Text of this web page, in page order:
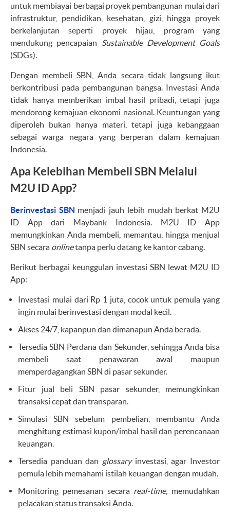
untuk membiayai berbagai proyek pembangunan mulai dari
infrastruktur, pendidikan, kesehatan, gizi, hingga proyek
berkelanjutan seperti proyek hijau, program yang
mendukung pencapaian Sustainable Development Goals
(SDGs).
Dengan membeli SBN, Anda secara tidak langsung ikut
berkontribusi pada pembangunan bangsa. Investasi Anda
tidak hanya memberikan imbal hasil pribadi, tetapi juga
mendorong kemajuan ekonomi nasional. Keuntungan yang
diperoleh bukan hanya materi, tetapi juga kebanggaan
sebagai warga negara yang berperan dalam kemajuan
Indonesia.
Apa Kelebihan Membeli SBN Melalui
M2U ID App?
Berinvestasi SBN menjadi jauh lebih mudah berkat M2U
ID App dari Maybank Indonesia. M2U ID App
memungkinkan Anda membeli, memantau, hingga menjual
SBN secara onlinetanpa perlu datang ke kantor cabang.
Berikut berbagai keunggulan investasi SBN lewat M2U ID
App:
Investasi mulai dari Rp 1 juta, cocok untuk pemula yang
ingin mulai berinvestasi dengan modal kecil.
Akses 24/7, kapanpun dan dimanapun Anda berada.
Tersedia SBN Perdana dan Sekunder, sehingga Anda bisa
membeli saat penawaran awal maupun
memperdagangkan SBN di pasar sekunder.
Fitur jual beli SBN pasar sekunder, memungkinkan
transaksi cepat dan transparan.
Simulasi SBN sebelum pembelian, membantu Anda
menghitung estimasi kupon/imbal hasil dan perencanaan
keuangan.
Tersedia panduan dan glossaryinvestasi, agar Investor
pemula lebih memahami istilah keuangan dengan mudah.
Monitoring pemesanan secara real-time, memudahkan
pelacakan status transaksi Anda.